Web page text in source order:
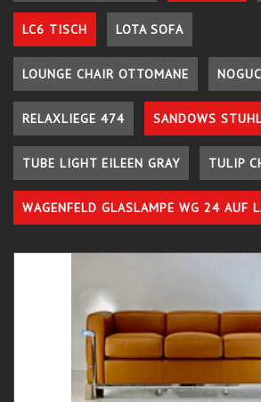
LC6 TISCH LOTA SOFA
LOUNGE CHAIR OTTOMANE
RELAXLIEGE 474 SANDOWS
TUBE LIGHT EILEEN GRAY TULIP
WAGENFELD GLASLAMPE WG 24 AUF